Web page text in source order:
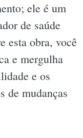
ele é um
de saúde
esta obra, você
e mergulha
e os
de mudanças